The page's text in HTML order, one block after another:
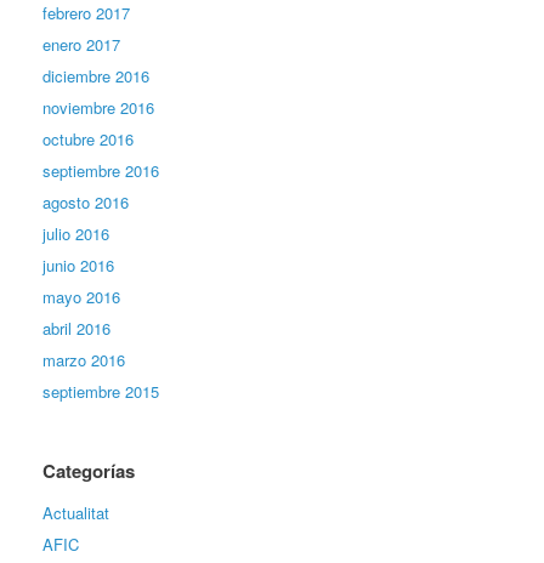
febrero 2017
enero 2017
diciembre 2016
noviembre 2016
octubre 2016
septiembre 2016
agosto 2016
julio 2016
junio 2016
mayo 2016
abril 2016
marzo 2016
septiembre 2015
Categorías
Actualitat
AFIC